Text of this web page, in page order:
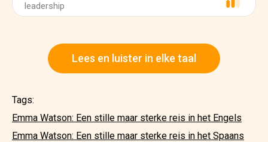
leadership
Lees en luister in elke taal
Tags:
Emma Watson: Een stille maar sterke reis in het Engels
Emma Watson: Een stille maar sterke reis in het Spaans